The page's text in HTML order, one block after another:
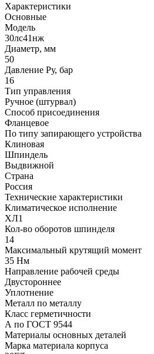
Характеристики
Основные
Модель
30лс41нж
Диаметр, мм
50
Давление Ру, бар
16
Тип управления
Ручное (штурвал)
Способ присоединения
Фланцевое
По типу запирающего устройства
Клиновая
Шпиндель
Выдвижной
Страна
Россия
Технические характеристики
Климатическое исполнение
ХЛ1
Кол-во оборотов шпинделя
14
Максимальный крутящий момент
35 Нм
Направление рабочей среды
Двустороннее
Уплотнение
Металл по металлу
Класс герметичности
А по ГОСТ 9544
Материалы основных деталей
Марка материала корпуса